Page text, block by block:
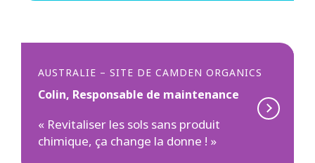
AUSTRALIE – SITE DE CAMDEN ORGANICS
Colin, Responsable de maintenance
« Revitaliser les sols sans produit
chimique, ça change la donne ! »